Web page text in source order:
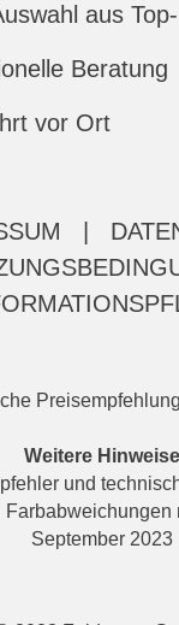
aus
Beratung
vor Ort
Weitere Hinweise
und
Farbabweichungen
September 2023